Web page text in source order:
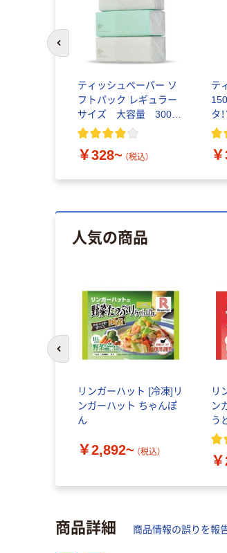
ティッシュペーパー ソ
フトパック レギュラー
サイズ 大容量 300組
3個入 アスクル PEFC認
￥328~ （税込）
テ
タ
ュ
前のスライドへ
人気の商品
リンガーハット [冷凍]リ
ンガーハット ちゃんぽ
ん
￥2,892~ （税込）
リ
ン
う
前のスライドへ
商品詳細 商品情報の誤りを報